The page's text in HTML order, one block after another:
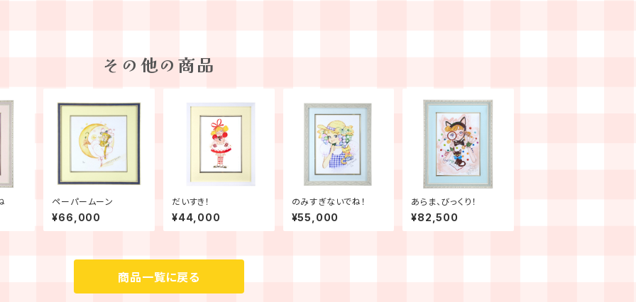
その他の商品
ペーパームーン
¥66,000
だいすき！
¥44,000
のみすぎないでね！
¥55,000
あらま、びっくり！
¥82,500
商品一覧に戻る